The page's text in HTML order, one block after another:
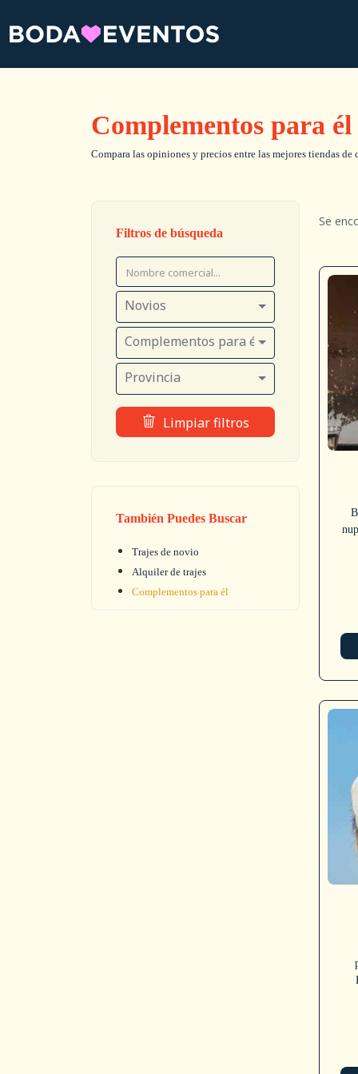
Complementos para él
Compara las opiniones y precios entre las mejores tiendas
Filtros de búsqueda
Novios
Complementos para él
Provincia
Limpiar filtros
También Puedes Buscar
Trajes de novio
Alquiler de trajes
Complementos para él
Se